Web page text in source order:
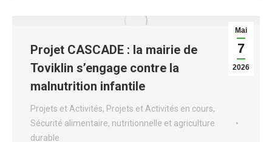
Mai
7
2026
Projet CASCADE : la mairie de
Toviklin s’engage contre la
malnutrition infantile
Projets et Activités, Projets et Activités en cours,
Sécurité alimentaire, nutritionnelle et agriculture
durable